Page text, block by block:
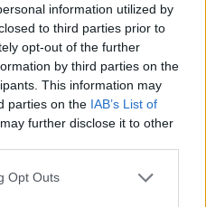
information utilized by
to third parties prior to
opt-out of the further
by third parties on the
This information may
parties on the IAB’s List of
further disclose it to other
uses one or more Google
Opt Outs